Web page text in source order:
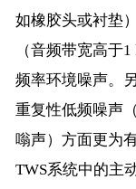
如橡胶头或衬垫
（音频带宽高于
频率环境噪声。
重复性低频噪声
嗡声）方面更为
TWS系统中的主